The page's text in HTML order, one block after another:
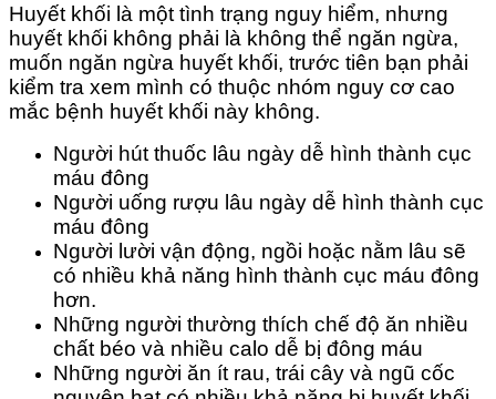
Huyết khối là một tình trạng nguy hiểm, nhưng
huyết khối không phải là không thể ngăn ngừa,
muốn ngăn ngừa huyết khối, trước tiên bạn phải
kiểm tra xem mình có thuộc nhóm nguy cơ cao
mắc bệnh huyết khối này không.
Người hút thuốc lâu ngày dễ hình thành cục
máu đông
Người uống rượu lâu ngày dễ hình thành cục
máu đông
Người lười vận động, ngồi hoặc nằm lâu sẽ
có nhiều khả năng hình thành cục máu đông
hơn.
Những người thường thích chế độ ăn nhiều
chất béo và nhiều calo dễ bị đông máu
Những người ăn ít rau, trái cây và ngũ cốc